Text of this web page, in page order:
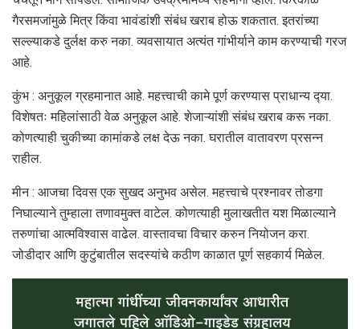
गैरसमजांमुळे मित्र किंवा भावंडांशी संबंध खराब होऊ शकतात. इतरांच्या
सल्ल्याकडे दुर्लक्ष करु नका. व्यवसायात अत्यंत गांभीर्याने काम करण्याची गरज
आहे.
कुंभ : अनुकूल ग्रहमानात आहे. महत्त्‍वाची कामे पूर्ण करण्‍यास प्राधान्‍य द्‍या.
विशेषतः महिलांसाठी वेळ अनुकूल आहे. शेजाऱ्यांशी संबंध खराब करू नका.
कोणत्याही चुकीच्या कामांकडे लक्ष देऊ नका. घरातील वातावरण प्रसन्न
राहील.
मीन : आजचा दिवस एक सुखद अनुभव असेल. महत्त्‍वाचे प्रश्‍नावर तोडगा
निघाल्‍याने तुम्‍हाला तणावमुक्त वाटेल. कोणत्याही मुलाखतीत यश मिळाल्याने
तरुणांचा आत्मविश्वास वाढेल. वास्‍तावचा विचार करुन नियोजन करा.
जोडीदार आणि कुटुंबातील सदस्यांचे कठीण काळात पूर्ण सहकार्य मिळेल.